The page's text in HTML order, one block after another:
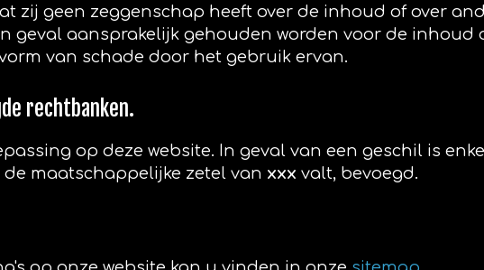
zij geen zeggenschap heeft over de inhoud of over
geval aansprakelijk gehouden worden voor de inhoud
van schade door het gebruik ervan.
rechtbanken.
op deze website. In geval van een geschil is
maatschappelijke zetel van xxx valt, bevoegd.